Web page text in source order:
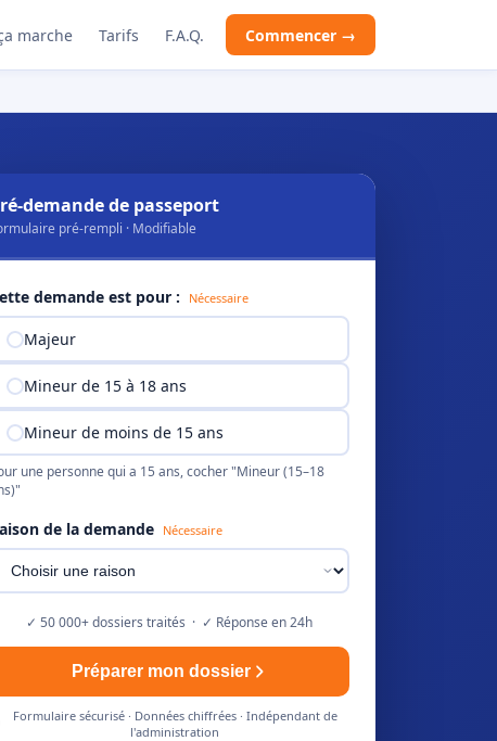
marche Tarifs F.A.Q. Commencer →
demande de passeport
pré-rempli · Modifiable
demande est pour : Nécessaire
Majeur
Mineur de 15 à 18 ans
Mineur de moins de 15 ans
une personne qui a 15 ans, cocher "Mineur (15–18
de la demande Nécessaire
✓ 50 000+ dossiers traités · ✓ Réponse en 24h
Préparer mon dossier
Formulaire sécurisé · Données chiffrées · Indépendant de
l'administration